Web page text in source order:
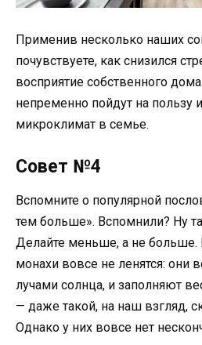
Применив несколько наших
почувствуете, как снизился
восприятие собственного
непременно пойдут на пользу
микроклимат в семье.
Совет №4
Вспомните о популярной
тем больше». Вспомнили? Ну
Делайте меньше, а не больше.
монахи вовсе не ленятся: они
лучами солнца, и заполняют
— даже такой, на наш взгляд,
Однако у них вовсе нет